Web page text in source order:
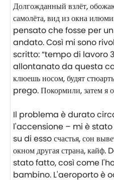
Долгожданный взлёт,
самолёта, вид из окна
pensato che fosse per
andato. Così mi sono
scritto: “tempo di lavoro
allontanato da questa
клюешь носом, будят
prego. Покормили, затем я
Il problema è durato
l'accensione – mi è
su di esso счастья, сон
окном другая страна,
stato fatto, così come
bambino. L'aeroporto è